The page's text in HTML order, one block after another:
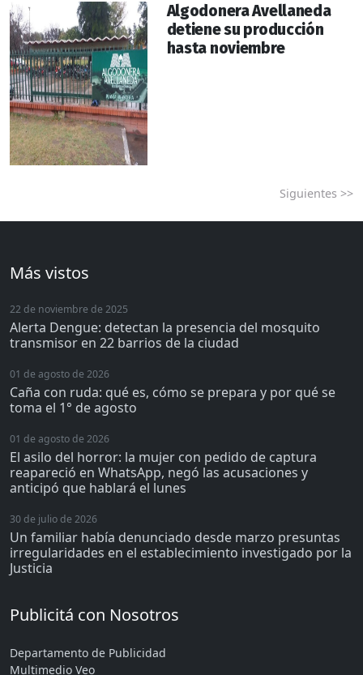
Algodonera Avellaneda
detiene su producción
hasta noviembre
Siguientes >>
Más vistos
22 de noviembre de 2025
Alerta Dengue: detectan la presencia del mosquito
transmisor en 22 barrios de la ciudad
01 de agosto de 2026
Caña con ruda: qué es, cómo se prepara y por qué se
toma el 1° de agosto
01 de agosto de 2026
El asilo del horror: la mujer con pedido de captura
reapareció en WhatsApp, negó las acusaciones y
anticipó que hablará el lunes
30 de julio de 2026
Un familiar había denunciado desde marzo presuntas
irregularidades en el establecimiento investigado por la
Justicia
Publicitá con Nosotros
Departamento de Publicidad
Multimedio Veo